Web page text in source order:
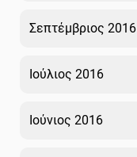
Σεπτέμβριος 2016
Ιούλιος 2016
Ιούνιος 2016